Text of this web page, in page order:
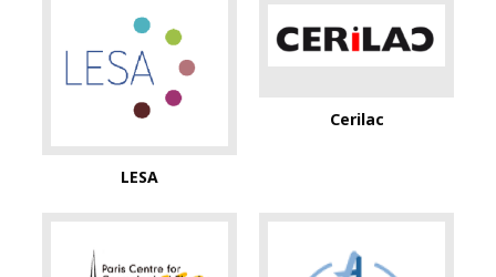
LESA
Cerilac